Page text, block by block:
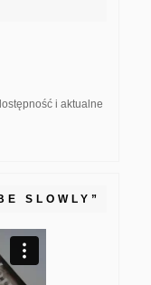
i aktualne
SLOWLY”